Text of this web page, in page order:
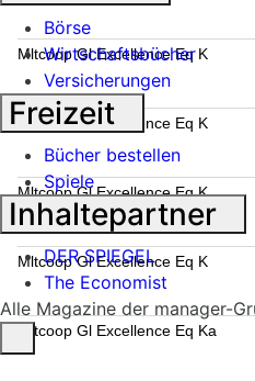
Mltcoop Gl Excellence Eq K
Mltcoop Gl Excellence Eq K
Mltcoop Gl Excellence Eq K
Mltcoop Gl Excellence Eq K
Mltcoop Gl Excellence Eq Ka
Börse
Wirtschaftsbücher
Versicherungen
Freizeit
Bücher bestellen
Spiele
Inhaltepartner
DER SPIEGEL
The Economist
Alle Magazine der manager-